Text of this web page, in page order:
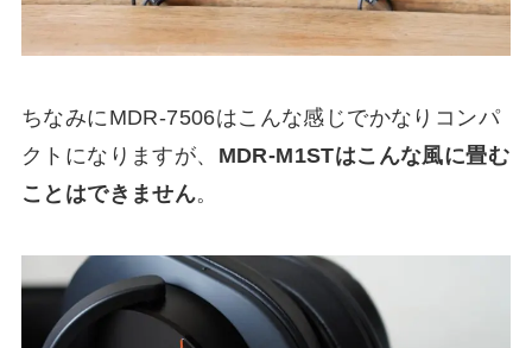
ちなみにMDR-7506はこんな感じでかなりコンパ
クトになりますが、 MDR-M1STはこんな風に畳む
ことはできません。